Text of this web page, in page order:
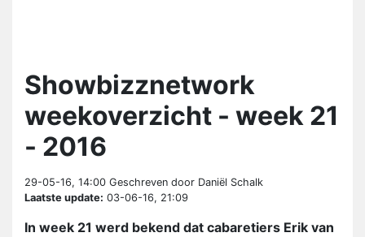
Showbizznetwork
weekoverzicht - week 21
- 2016
29-05-16, 14:00 Geschreven door Daniël Schalk
Laatste update: 03-06-16, 21:09
In week 21 werd bekend dat cabaretiers Erik van